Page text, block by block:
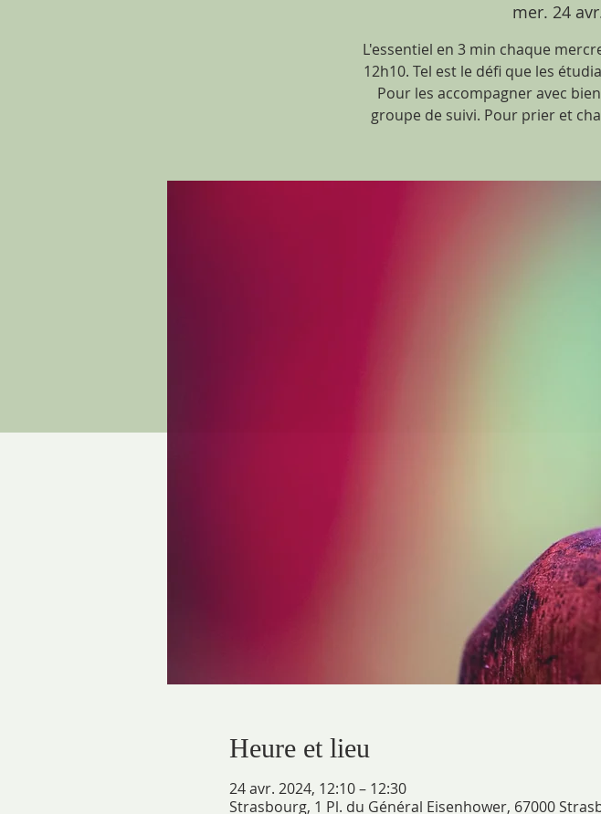
mer. 24
L'essentiel en 3 min chaque
12h10. Tel est le défi que les
Pour les accompagner avec
groupe de suivi. Pour prier et
Heure et lieu
24 avr. 2024, 12:10 – 12:30
Strasbourg, 1 Pl. du Général Eisenhower, 67000